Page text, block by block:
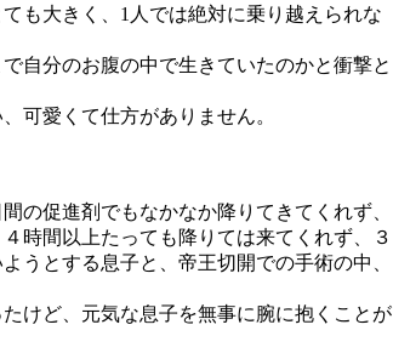
も大きく、1人では絶対に乗り越えられな
自分のお腹の中で生きていたのかと衝撃と
可愛くて仕方がありません。
の促進剤でもなかなか降りてきてくれず、
時間以上たっても降りては来てくれず、３
うとする息子と、帝王切開での手術の中、
けど、元気な息子を無事に腕に抱くことが